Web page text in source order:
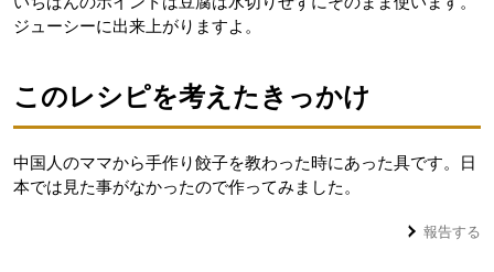
ジューシーに出来上がりますよ。
このレシピを考えたきっかけ
中国人のママから手作り餃子を教わった時にあった具です。日
本では見た事がなかったので作ってみました。
報告する